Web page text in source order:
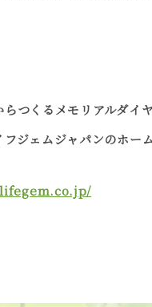
らつくるメモリアルダイ
フジェムジャパンのホー